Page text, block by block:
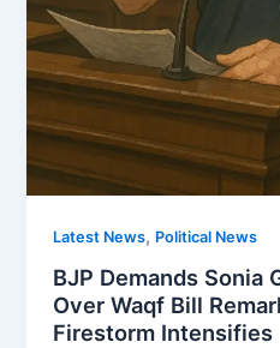
Latest News, Political News
BJP Demands Sonia
Over Waqf Bill
Firestorm Intensifies